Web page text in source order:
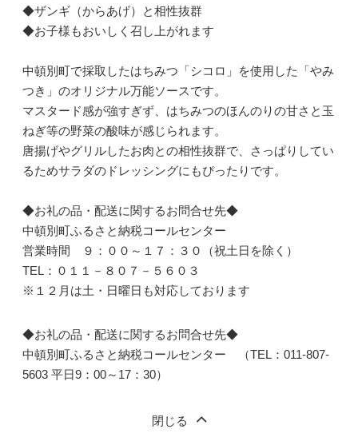
◆ザンギ（からあげ）と相性抜群
◆お子様もおいしく召し上がれます
中頓別町で採取したはちみつ「シコロ」を使用した「やみ
つき」のオリジナル万能ソースです。
マスタード感が強すぎず、はちみつのほんのりの甘さと玉
ねぎ等の野菜の酸味が感じられます。
唐揚げやグリルしたお肉との相性抜群で、さっぱりしてい
るためサラダのドレッシングにもぴったりです。
◆お礼の品・配送に関するお問合せ先◆
中頓別町ふるさと納税コールセンター
営業時間 ９：００～１７：３０（祝土日を除く）
TEL：０１１－８０７－５６０３
※１２月は土・日曜日も対応しております
◆お礼の品・配送に関するお問合せ先◆
中頓別町ふるさと納税コールセンター （TEL：011-807-
5603 平日9：00～17：30）
閉じる